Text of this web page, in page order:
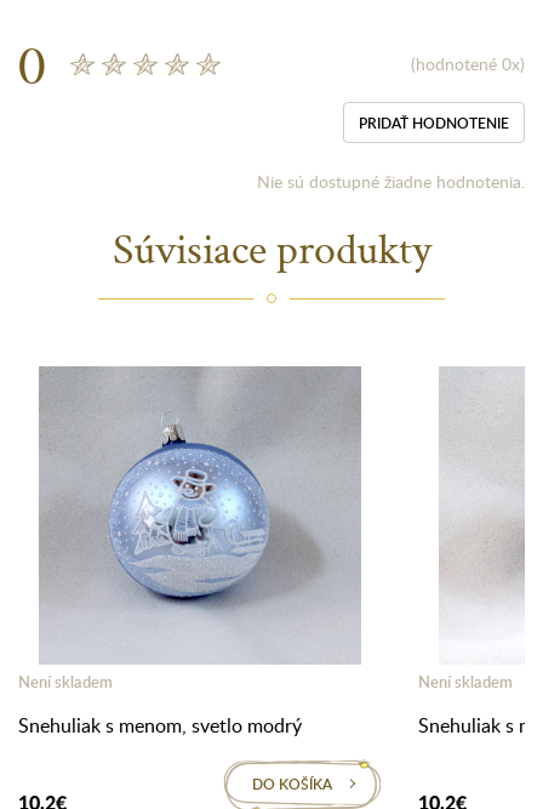
0 (hodnotené 0x)
PRIDAŤ HODNOTENIE
Nie sú dostupné žiadne hodnotenia.
Súvisiace produkty
Není skladem
Snehuliak s menom, svetlo modrý
10,2€
DO KOŠÍKA
Není skladem
Snehuliak s
10,2€